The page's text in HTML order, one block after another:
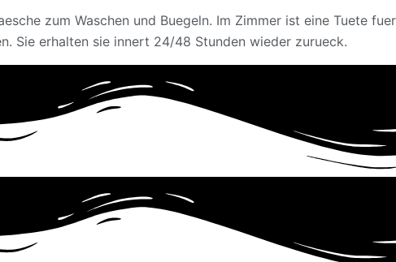
zum Waschen und Buegeln. Im Zimmer ist eine Tuete
Sie erhalten sie innert 24/48 Stunden wieder zurueck.